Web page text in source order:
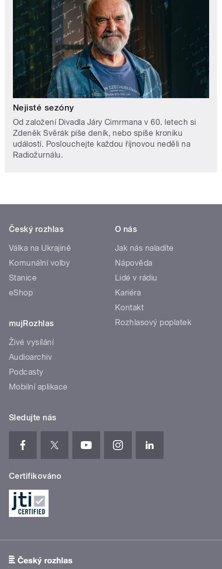
Nejisté sezóny
Od založení Divadla Járy Cimrmana v 60. letech si
Zdeněk Svěrák píše deník, nebo spíše kroniku
událostí. Poslouchejte každou říjnovou neděli na
Radiožurnálu.
Český rozhlas
Válka na Ukrajině
Komunální volby
Stanice
eShop
mujRozhlas
Živé vysílání
Audioarchiv
Podcasty
Mobilní aplikace
O nás
Jak nás naladíte
Nápověda
Lidé v rádiu
Kariéra
Kontakt
Rozhlasový poplatek
Sledujte nás
Certifikováno